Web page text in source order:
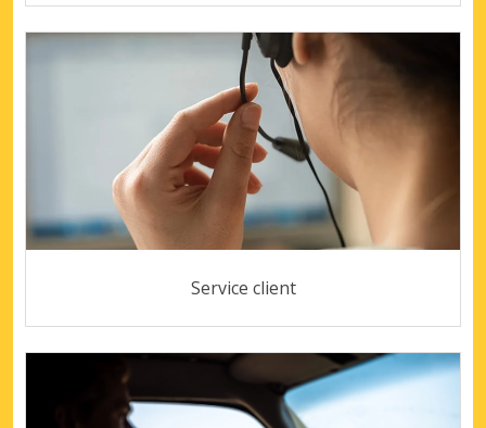
Service client